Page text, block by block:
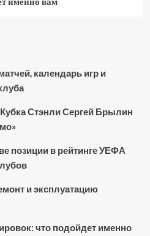
календарь игр и
Стэнли Сергей Брылин
позиции в рейтинге УЕФА
и эксплуатацию
что подойдет именно